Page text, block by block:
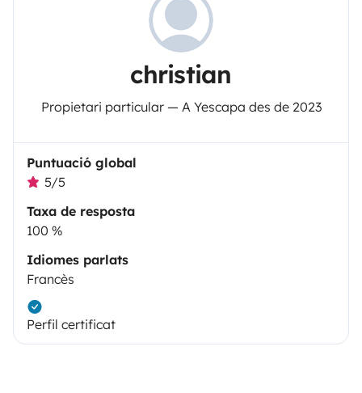
christian
Propietari particular — A Yescapa des de 2023
Puntuació global
5/5
Taxa de resposta
100 %
Idiomes parlats
Francès
Perfil certificat